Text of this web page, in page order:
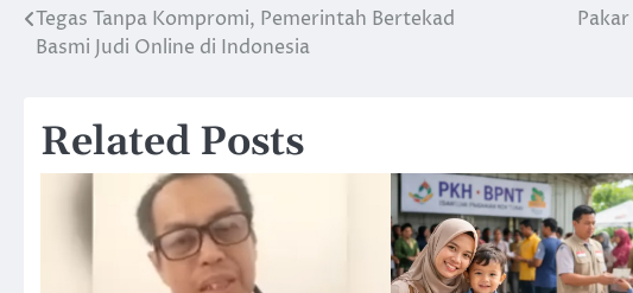
Post
navigation
Tegas Tanpa Kompromi, Pemerintah Bertekad
Basmi Judi Online di Indonesia
Related Posts